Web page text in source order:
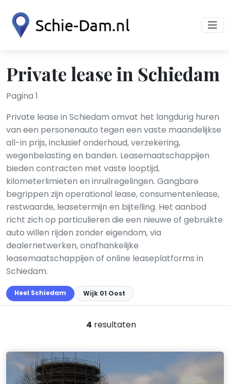
Private lease in Schiedam
Pagina 1
Private lease in Schiedam omvat het langdurig huren
van een personenauto tegen een vaste maandelijkse
all-in prijs, inclusief onderhoud, verzekering,
wegenbelasting en banden. Leasemaatschappijen
bieden contracten met vaste looptijd,
kilometerlimieten en inruilregelingen. Gangbare
begrippen zijn operational lease, consumentenlease,
restwaarde, leasetermijn en bijtelling. Het aanbod
richt zich op particulieren die een nieuwe of gebruikte
auto willen rijden zonder eigendom, via
dealernetwerken, onafhankelijke
leasemaatschappijen of online leaseplatforms in
Schiedam.
Heel Schiedam Wijk 01 Oost
4 resultaten